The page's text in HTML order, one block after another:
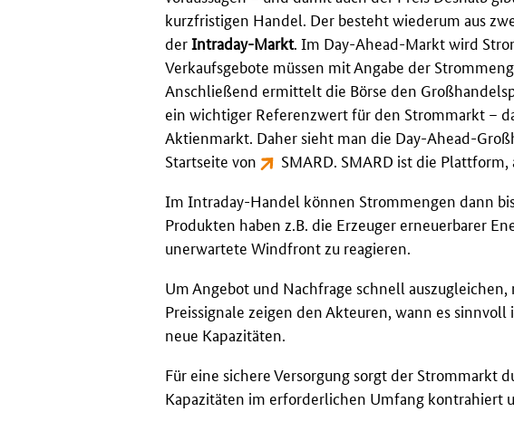
kurzfristigen Handel. Der besteht wiederum aus
derIntraday-Markt. Im Day-Ahead-Markt wird
Verkaufsgebote müssen mit Angabe der
Anschließend ermittelt die Börse den
ein wichtiger Referenzwert für den Strommarkt –
Aktienmarkt. Daher sieht man die Day-Ahead-
Startseite von
SMARD . SMARD ist die
Im Intraday-Handel können Strommengen dann
Produkten haben z.B. die Erzeuger erneuerbarer
unerwartete Windfront zu reagieren.
Um Angebot und Nachfrage schnell
Preissignale zeigen den Akteuren, wann es
neue Kapazitäten.
Für eine sichere Versorgung sorgt der Strommarkt
Kapazitäten im erforderlichen Umfang kontrahiert